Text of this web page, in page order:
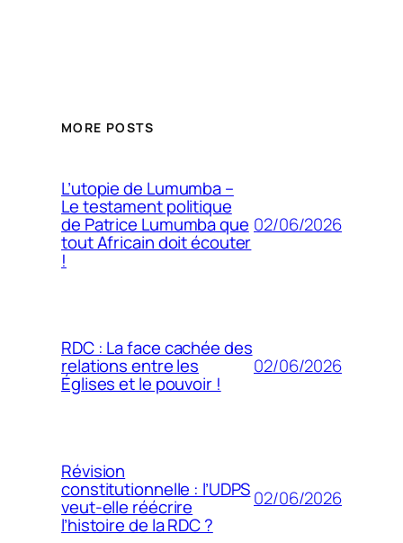
MORE POSTS
L’utopie de Lumumba –
Le testament politique
de Patrice Lumumba que
tout Africain doit écouter
!
02/06/2026
RDC : La face cachée des
relations entre les
Églises et le pouvoir !
02/06/2026
Révision
constitutionnelle : l’UDPS
veut-elle réécrire
l’histoire de la RDC ?
02/06/2026